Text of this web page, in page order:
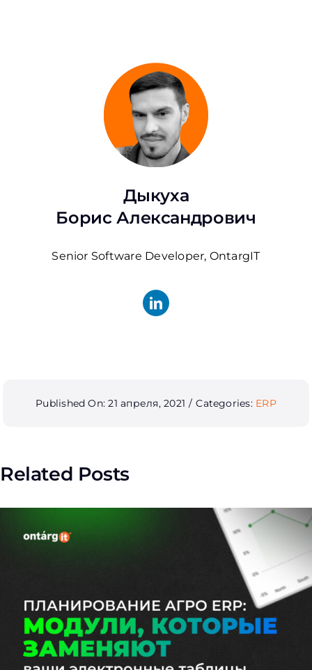
Дыкуха
Борис Александрович
Senior Software Developer, OntargIT
Published On: 21 апреля, 2021 / Categories: ERP
Related Posts